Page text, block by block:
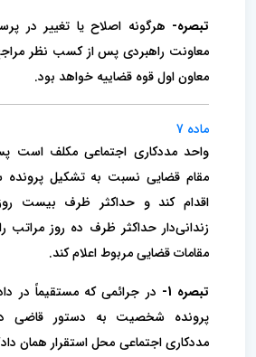
تبصره- هرگونه اصلاح یا تغییر در
معاونت راهبردی پس از کسب نظر
معاون اول قوه قضاییه خواهد بود.
ماده 7
واحد مددکاری اجتماعی مکلف است
مقام قضایی نسبت به تشکیل
اقدام کند و حداکثر ظرف بیست
زندانی‌دار حداکثر ظرف ده روز مراتب
مقامات قضایی مربوط اعلام کند.
تبصره 1-
در جرائمی که مستقیماً در
پرونده شخصیت به دستور قاضی
مددکاری اجتماعی محل استقرار همان